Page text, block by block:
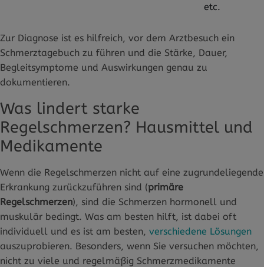
etc.
Zur Diagnose ist es hilfreich, vor dem Arztbesuch ein
Schmerztagebuch zu führen und die Stärke, Dauer,
Begleitsymptome und Auswirkungen genau zu
dokumentieren.
Was lindert starke
Regelschmerzen? Hausmittel und
Medikamente
Wenn die Regelschmerzen nicht auf eine zugrundeliegende
Erkrankung zurückzuführen sind (primäre
Regelschmerzen), sind die Schmerzen hormonell und
muskulär bedingt. Was am besten hilft, ist dabei oft
individuell und es ist am besten, verschiedene Lösungen
auszuprobieren. Besonders, wenn Sie versuchen möchten,
nicht zu viele und regelmäßig Schmerzmedikamente